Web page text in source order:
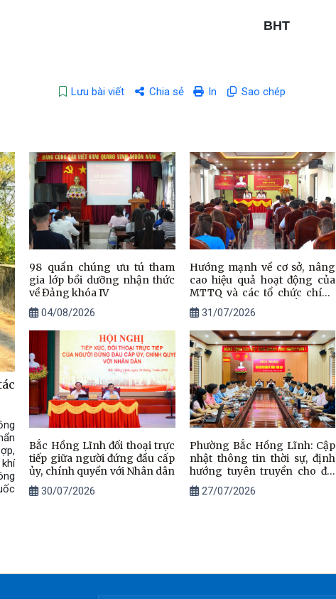
BHT
Lưu bài viết Chia sẻ In Sao chép
98 quần chúng ưu tú tham
gia lớp bồi dưỡng nhận thức
về Đảng khóa IV
04/08/2026
Hướng mạnh về cơ sở, nâng
cao hiệu quả hoạt động của
MTTQ và các tổ chức chính
trị - xã hội phường Bắc Hồng
Lĩnh
31/07/2026
Bắc Hồng Lĩnh đối thoại trực
tiếp giữa người đứng đầu cấp
ủy, chính quyền với Nhân dân
30/07/2026
Phường Bắc Hồng Lĩnh: Cập
nhật thông tin thời sự, định
hướng tuyên truyền cho đội
ngũ báo cáo viên, tuyên
truyền viên
27/07/2026